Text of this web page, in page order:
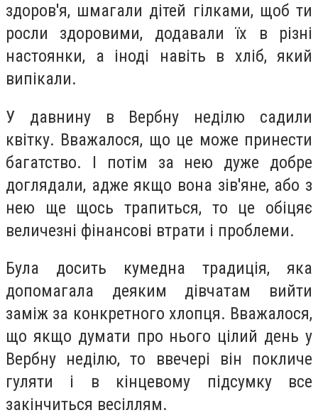
здоров'я, шмагали дітей гілками, щоб ти
росли здоровими, додавали їх в різні
настоянки, а іноді навіть в хліб, який
випікали.
У давнину в Вербну неділю садили
квітку. Вважалося, що це може принести
багатство. І потім за нею дуже добре
доглядали, адже якщо вона зів'яне, або з
нею ще щось трапиться, то це обіцяє
величезні фінансові втрати і проблеми.
Була досить кумедна традиція, яка
допомагала деяким дівчатам вийти
заміж за конкретного хлопця. Вважалося,
що якщо думати про нього цілий день у
Вербну неділю, то ввечері він покличе
гуляти і в кінцевому підсумку все
закінчиться весіллям.